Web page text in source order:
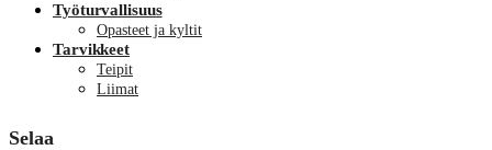
Työturvallisuus
Opasteet ja kyltit
Tarvikkeet
Teipit
Liimat
Selaa